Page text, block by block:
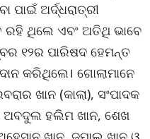
ପାଇଁ ଅର୍ଦ୍ଧରାତ୍ରୀ
ରହି ଥିଲେ ଏବଂ ଅତିଥି ଭାବେ
୧୨ର ପାରିଷଦ ହେମନ୍ତ
କରିଥିଲେ। ଗୋଲାମାନେ
ଖାନ (କାଲା), ସଂପାଦକ
ଅବଦୁଲ ହଲିମ ଖାନ, ଶେଖ